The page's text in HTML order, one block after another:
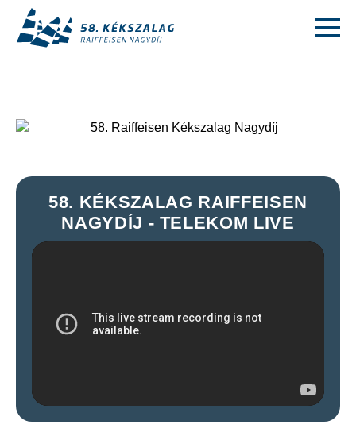
58. KÉKSZALAG RAIFFEISEN
NAGYDÍJ - TELEKOM LIVE